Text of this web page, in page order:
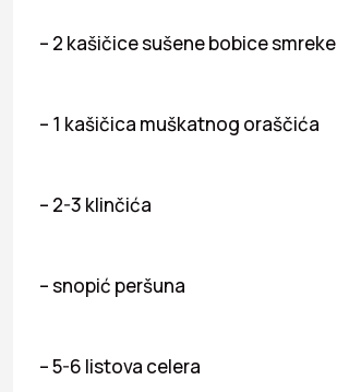
– 2 kašičice sušene bobice smreke
– 1 kašičica muškatnog oraščića
– 2-3 klinčića
– snopić peršuna
– 5-6 listova celera